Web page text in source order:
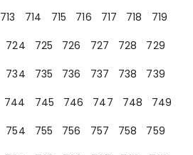
713 714 715 716 717 718
719
724 725 726 727 728
729
734 735 736 737 738
739
744 745 746 747 748
749
754 755 756 757 758
759